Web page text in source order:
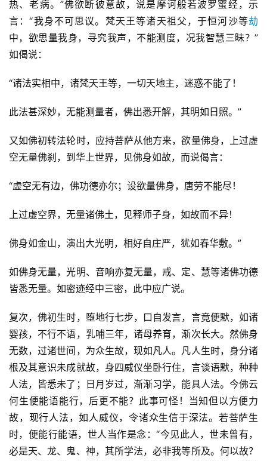
热、老病。”佛欲断彼意故，说是摩诃般若波罗蜜经，示
言：“我身不可思议。梵天王等诸天祖父，于恒河沙等劫
中，欲思量我身，寻究我声，不能测度，况我智慧三昧？”
如偈说：
“诸法实相中，诸梵天王等，一切天地主，迷惑不能了！
此法甚深妙，无能测量者，佛出悉开解，其明如日照。”
又如佛初转法轮时，应持菩萨从他方来，欲量佛身，上过虚
空无量佛刹，到华上世界，见佛身如故，而说偈言：
“虚空无有边，佛功德亦尔；设欲量佛身，唐劳不能尽！
上过虚空界，无量诸佛土，见释师子身，如故而不异！
佛身如金山，演出大光明，相好自庄严，犹如春华敷。”
如佛身无量，光明、音响亦复无量，戒、定、慧等诸佛功德
皆悉无量。如密迹经中三密，此中应广说。
复次，佛初生时，堕地行七步，口自发言，言竟便默，如诸
婴孩，不行不语，乳哺三年，诸母养育，渐次长大。然佛身
无数，过诸世间，为众生故，现如凡人。凡人生时，身分诸
根及其意识未成就故，身四威仪坐卧行住，言谈语默，种种
人法，皆悉未了；日月岁过，渐渐习学，能具人法。今佛云
何生便能语能行，后更不能？此事可怪！当知但以方便力
故，现行人法，如人威仪，令诸众生信于深法。若菩萨生
时，便能行能语，世人当作是念：“今见此人，世未曾有，
必是天、龙、鬼、神，其所学法，必非我等所及。何以故？